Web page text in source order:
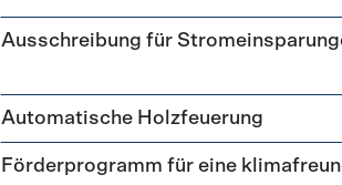
Ausschreibung für
Automatische Holzfeuerung
Förderprogramm für eine